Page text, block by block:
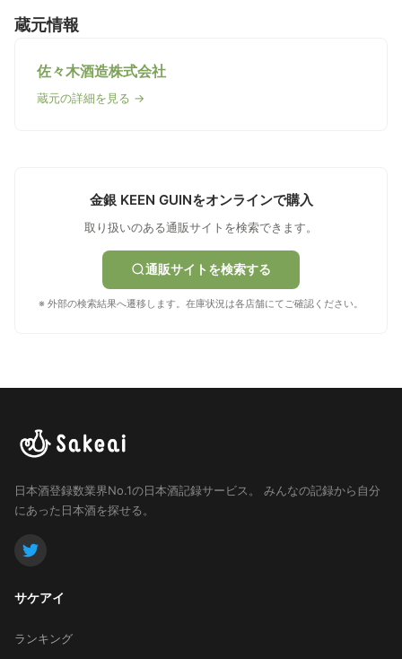
蔵元情報
佐々木酒造株式会社
蔵元の詳細を見る →
金銀 KEEN GUINをオンラインで購入
取り扱いのある通販サイトを検索できます。
通販サイトを検索する
※ 外部の検索結果へ遷移します。在庫状況は各店舗にてご確認ください。
日本酒登録数業界No.1の日本酒記録サービス。
みんなの記録から自分
にあった日本酒を探せる。
サケアイ
ランキング